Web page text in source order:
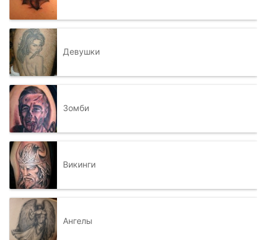
Девушки
Зомби
Викинги
Ангелы